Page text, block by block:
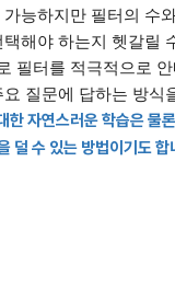
능하지만 필터의 수
해야 하는지 헷갈릴
필터를 적극적으로
질문에 답하는 방식
한 자연스러운 학습은 물
덜 수 있는 방법이기도 합